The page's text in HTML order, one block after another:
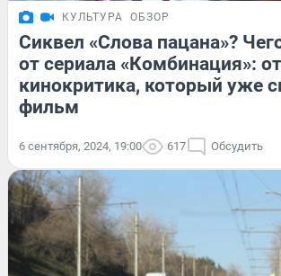
КУЛЬТУРА ОБЗОР
Сиквел «Слова пацана»?
от сериала «Комбинация»:
кинокритика, который уже
фильм
6 сентября, 2024, 19:00 617 Обсудить